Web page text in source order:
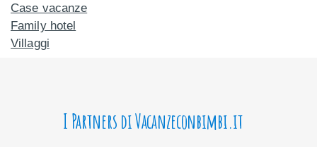
Case vacanze
Family hotel
Villaggi
I Partners di Vacanzeconbimbi.it